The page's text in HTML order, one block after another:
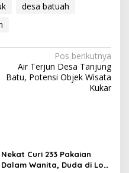
desa batuah
Pos berikutnya
Air Terjun Desa Tanjung
Batu, Potensi Objek Wisata
Kukar
Nekat Curi 233 Pakaian
Dalam Wanita, Duda di Loa